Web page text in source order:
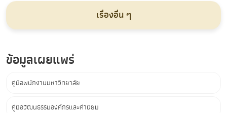
เรื่องอื่น ๆ
ข้อมูลเผยแพร่
คู่มือพนักงานมหาวิทยาลัย
คู่มือวัฒนธรรมองค์กรและค่านิยม